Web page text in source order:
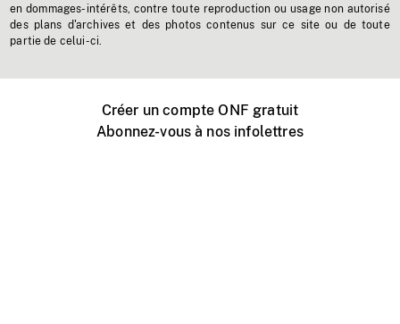
en dommages-intérêts, contre toute reproduction ou usage non autorisé
des plans d'archives et des photos contenus sur ce site ou de toute
partie de celui-ci.
Créer un compte ONF gratuit
Abonnez-vous à nos infolettres